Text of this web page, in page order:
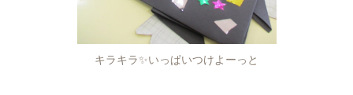
キラキラ✨いっぱいつけよーっと